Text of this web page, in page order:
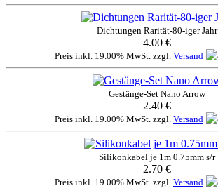
Dichtungen Rarität-80-iger Jahr
4.00 €
Preis inkl. 19.00% MwSt. zzgl. Versand
Gestänge-Set Nano Arrow
2.40 €
Preis inkl. 19.00% MwSt. zzgl. Versand
Silikonkabel je 1m 0.75mm s/r
2.70 €
Preis inkl. 19.00% MwSt. zzgl. Versand